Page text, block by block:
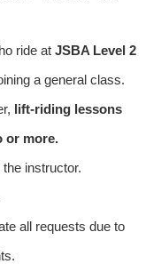
ride at JSBA Level 2
a general class.
lift-riding lessons
or more.
instructor.
all requests due to